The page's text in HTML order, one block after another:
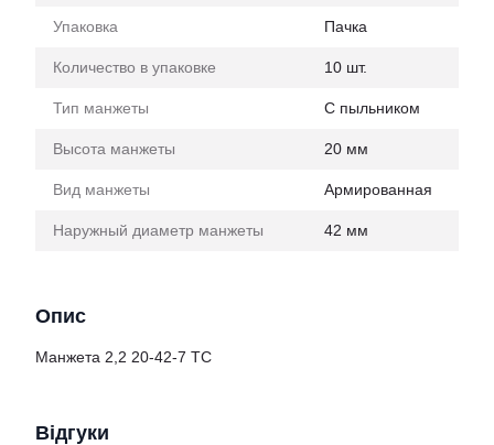
Упаковка Пачка
Количество в упаковке 10 шт.
Тип манжеты С пыльником
Высота манжеты 20 мм
Вид манжеты Армированная
Наружный диаметр манжеты 42 мм
Опис
Манжета 2,2 20-42-7 TC
Відгуки